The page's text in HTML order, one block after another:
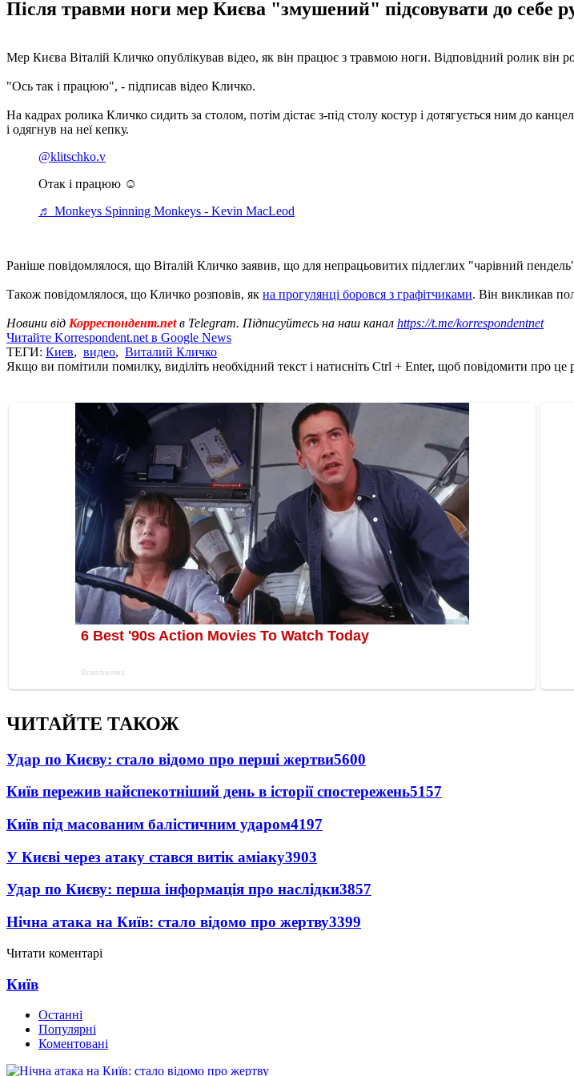
Після травми ноги мер Києва "змушений" підсовувати до себе
Мер Києва Віталій Кличко опублікував відео, як він працює з травмою ноги. Відповідний ролик він
"Ось так і працюю", - підписав відео Кличко.
На кадрах ролика Кличко сидить за столом, потім дістає з-під столу костур і дотягується ним до
і одягнув на неї кепку.
@klitschko.v
Отак і працюю ☺️
♬ Monkeys Spinning Monkeys - Kevin MacLeod
Раніше повідомлялося, що Віталій Кличко заявив, що для непрацьовитих підлеглих "чарівний
Також повідомлялося, що Кличко розповів, як на прогулянці боровся з графітчиками. Він викликав
Новини від Корреспондент.netв Telegram. Підписуйтесь на наш канал https://t.me/korrespondentnet
Читайте Korrespondent.net в Google News
ТЕГИ: Киев, видео, Виталий Кличко
Якщо ви помітили помилку, виділіть необхідний текст і натисніть Ctrl + Enter, щоб повідомити про це
ЧИТАЙТЕ ТАКОЖ
Удар по Києву: стало відомо про перші жертви5600
Київ пережив найспекотніший день в історії спостережень5157
Київ під масованим балістичним ударом4197
У Києві через атаку стався витік аміаку3903
Удар по Києву: перша інформація про наслідки3857
Нічна атака на Київ: стало відомо про жертву3399
Читати коментарі
Київ
Останні
Популярні
Коментовані